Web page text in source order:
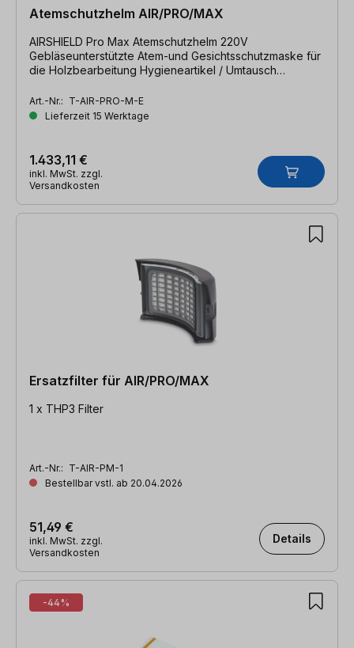
Atemschutzhelm AIR/PRO/MAX
AIRSHIELD Pro Max Atemschutzhelm 220V
Gebläseunterstützte Atem-und Gesichtsschutzmaske für
die Holzbearbeitung Hygieneartikel / Umtausch
Art.-Nr.: T-AIR-PRO-M-E
Lieferzeit 15 Werktage
1.433,11 €
inkl. MwSt. zzgl.
Versandkosten
Ersatzfilter für AIR/PRO/MAX
1 x THP3 Filter
Art.-Nr.: T-AIR-PM-1
Bestellbar vstl. ab 20.04.2026
51,49 €
inkl. MwSt. zzgl.
Versandkosten
Details
-44%